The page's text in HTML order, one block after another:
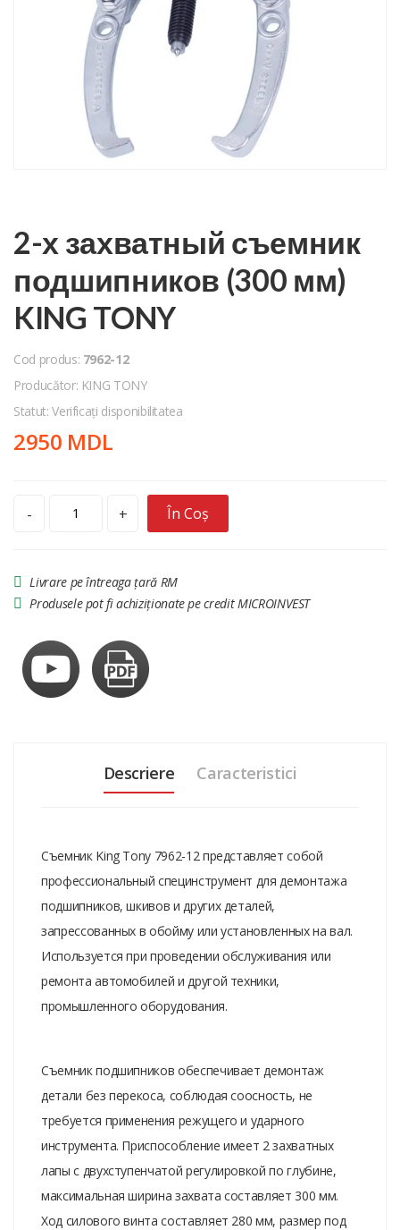
2-х захватный съемник
подшипников (300 мм)
KING TONY
Cod produs: 7962-12
Producător: KING TONY
Statut: Verificați disponibilitatea
2950 MDL
- + În Coș
Livrare pe întreaga țară RM
Produsele pot fi achiziționate pe credit MICROINVEST
Descriere Caracteristici
Съемник King Tony 7962-12 представляет собой
профессиональный специнструмент для демонтажа
подшипников, шкивов и других деталей,
запрессованных в обойму или установленных на вал.
Используется при проведении обслуживания или
ремонта автомобилей и другой техники,
промышленного оборудования.
Съемник подшипников обеспечивает демонтаж
детали без перекоса, соблюдая соосность, не
требуется применения режущего и ударного
инструмента. Приспособление имеет 2 захватных
лапы с двухступенчатой регулировкой по глубине,
максимальная ширина захвата составляет 300 мм.
Ход силового винта составляет 280 мм, размер под